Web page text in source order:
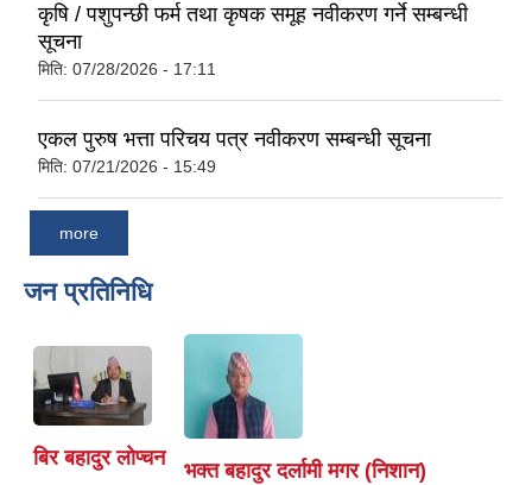
कृषि / पशुपन्छी फर्म तथा कृषक समूह नवीकरण गर्ने सम्बन्धी
सूचना
मिति: 07/28/2026 - 17:11
एकल पुरुष भत्ता परिचय पत्र नवीकरण सम्बन्धी सूचना
मिति: 07/21/2026 - 15:49
more
जन प्रतिनिधि
बिर बहादुर लोप्चन
भक्त बहादुर दर्लामी मगर (निशान)